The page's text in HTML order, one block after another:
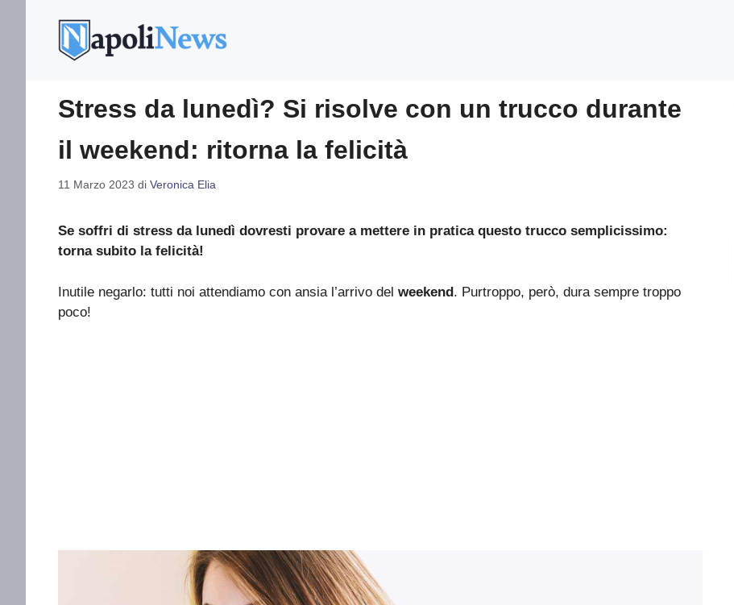
Stress da lunedì? Si risolve con un trucco durante
il weekend: ritorna la felicità
11 Marzo 2023 di Veronica Elia
Se soffri di stress da lunedì dovresti provare a mettere in pratica questo trucco semplicissimo:
torna subito la felicità!
Inutile negarlo: tutti noi attendiamo con ansia l’arrivo del weekend. Purtroppo, però, dura sempre troppo
poco!